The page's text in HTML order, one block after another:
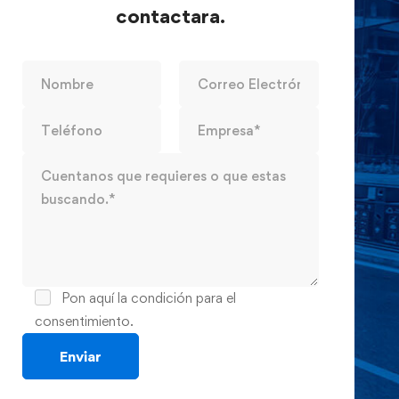
contactara.
Pon aquí la condición para el
consentimiento.
Enviar